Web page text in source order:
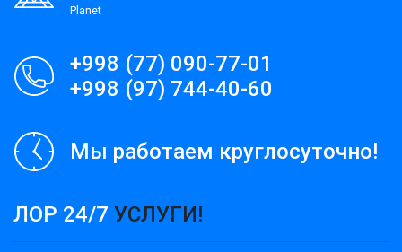
Planet
+998 (77) 090-77-01
+998 (97) 744-40-60
Мы работаем круглосуточно!
ЛОР 24/7 УСЛУГИ!